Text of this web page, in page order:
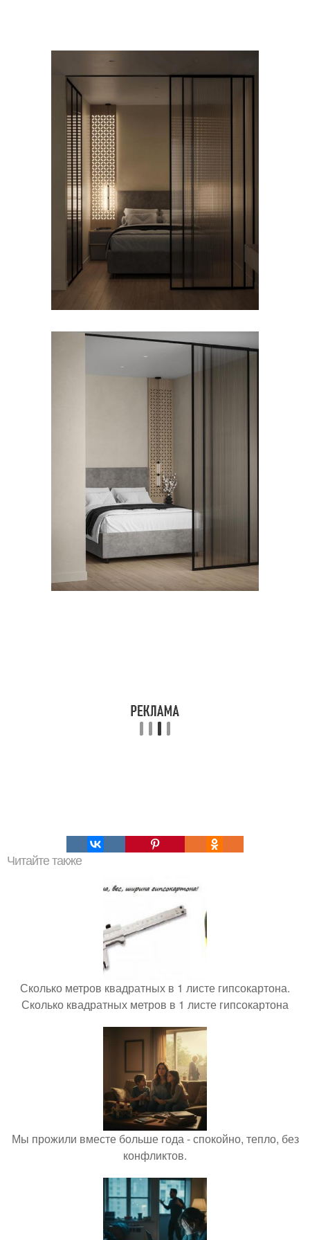
Читайте также
Сколько метров квадратных в 1 листе гипсокартона.
Сколько квадратных метров в 1 листе гипсокартона
Мы прожили вместе больше года - спокойно, тепло, без
конфликтов.